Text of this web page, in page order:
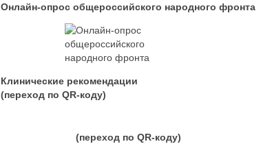
Онлайн-опрос общероссийского народного фронта
Клинические рекомендации
(переход по QR-коду)
(переход по QR-коду)